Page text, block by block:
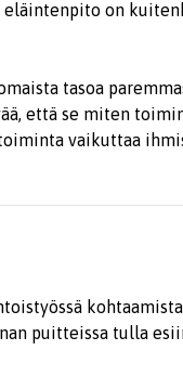
eläintenpito on
tasoa
että se miten
vaikuttaa
puitteissa tulla